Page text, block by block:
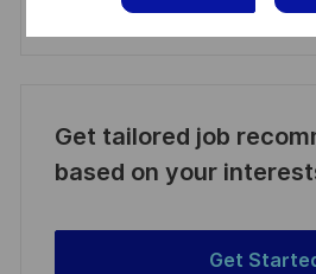
Manage alerts
Get tailored job
based on your
Get